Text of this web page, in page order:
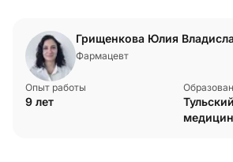
Грищенкова Юлия
Фармацевт
Опыт работы
9 лет